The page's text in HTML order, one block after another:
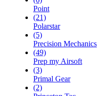
Point
(21)
Polarstar
(5)
Precision Mechanics
(49)
Prep my Airsoft
(3)
Primal Gear
(2)